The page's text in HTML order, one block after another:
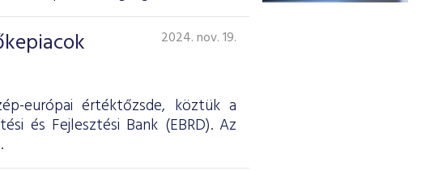
2024. nov. 19.
európai értéktőzsde, köztük a
és Fejlesztési Bank (EBRD). Az